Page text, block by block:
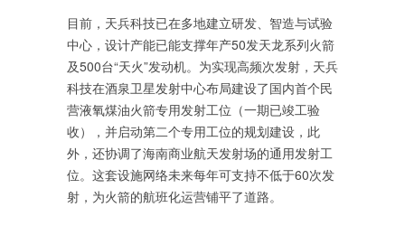
目前，天兵科技已在多地建立研发、智造与试验
中心，设计产能已能支撑年产50发天龙系列火箭
及500台“天火”发动机。为实现高频次发射，天兵
科技在酒泉卫星发射中心布局建设了国内首个民
营液氧煤油火箭专用发射工位（一期已竣工验
收），并启动第二个专用工位的规划建设，此
外，还协调了海南商业航天发射场的通用发射工
位。这套设施网络未来每年可支持不低于60次发
射，为火箭的航班化运营铺平了道路。